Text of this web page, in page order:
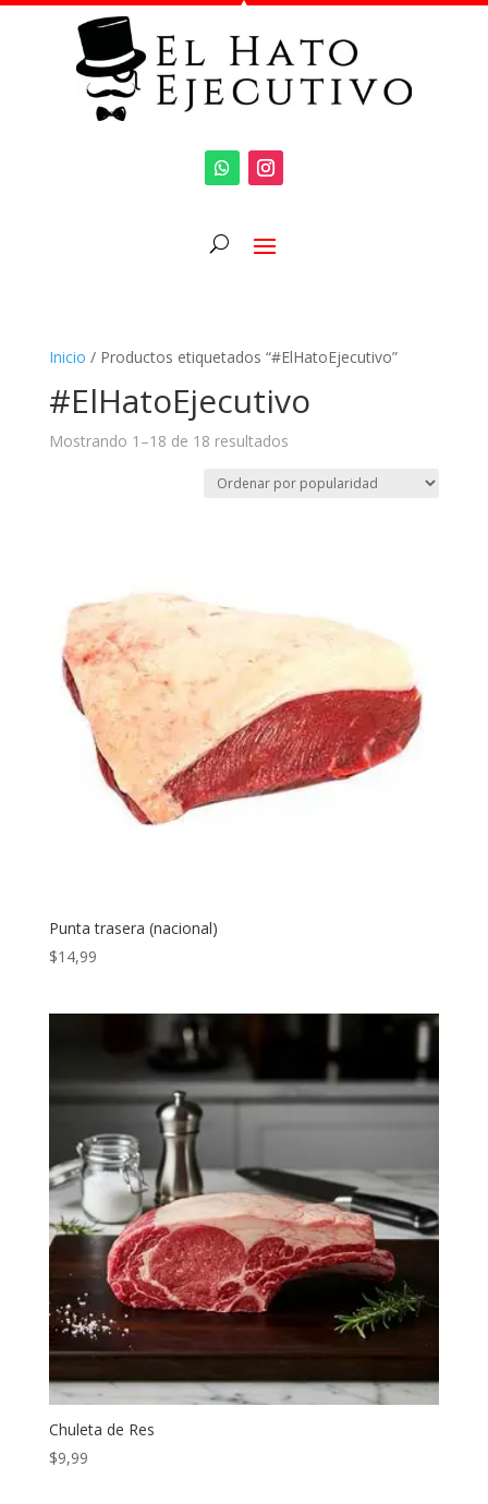
Inicio / Productos etiquetados “#ElHatoEjecutivo”
#ElHatoEjecutivo
Mostrando 1–18 de 18 resultados
Punta trasera (nacional)
$14,99
Chuleta de Res
$9,99